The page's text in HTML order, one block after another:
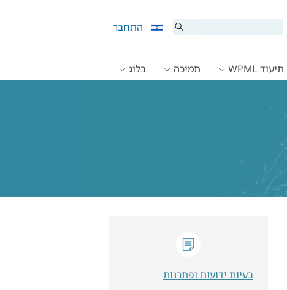
התחבר
תיעוד WPML תמיכה בלוג
בעיות ידועות ופתרנות